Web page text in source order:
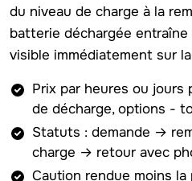
du niveau de charge à la
batterie déchargée
visible immédiatement sur
Prix par heures ou jours
de décharge, options -
Statuts : demande →
charge → retour avec
Caution rendue moins